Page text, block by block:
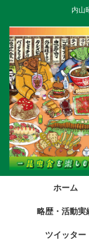
内山
ホーム
略歴・活動実
ツイッター